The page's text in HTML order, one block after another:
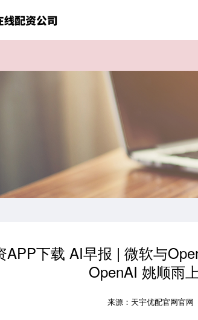
APP下载 AI早报 | 微软与
OpenAI 姚顺雨
来源：天宇优配官网官网